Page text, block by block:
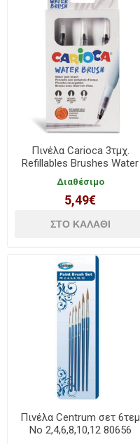
Πινέλα Carioca 3τμχ.
Refillables Brushes Water
Brush 43170
Διαθέσιμο
5,49€
Πινέλα Centrum σετ 6τεμ
Νο 2,4,6,8,10,12 80656